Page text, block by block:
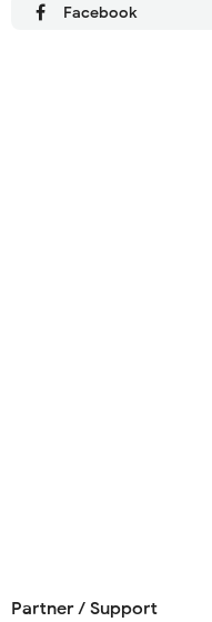
Facebook
Partner / Support